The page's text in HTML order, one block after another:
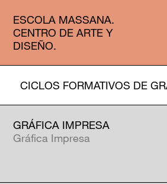
ESCOLA MASSANA.
CENTRO DE ARTE Y
DISEÑO.
CICLOS FORMATIVOS DE
GRÁFICA IMPRESA
Gráfica Impresa